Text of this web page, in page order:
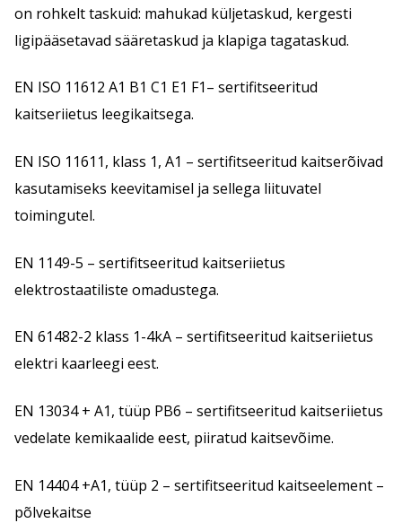
on rohkelt taskuid: mahukad küljetaskud, kergesti
ligipääsetavad sääretaskud ja klapiga tagataskud.
EN ISO 11612 A1 B1 C1 E1 F1– sertifitseeritud
kaitseriietus leegikaitsega.
EN ISO 11611, klass 1, A1 – sertifitseeritud kaitserõivad
kasutamiseks keevitamisel ja sellega liituvatel
toimingutel.
EN 1149-5 – sertifitseeritud kaitseriietus
elektrostaatiliste omadustega.
EN 61482-2 klass 1-4kA – sertifitseeritud kaitseriietus
elektri kaarleegi eest.
EN 13034 + A1, tüüp PB6 – sertifitseeritud kaitseriietus
vedelate kemikaalide eest, piiratud kaitsevõime.
EN 14404 +A1, tüüp 2 – sertifitseeritud kaitseelement –
põlvekaitse